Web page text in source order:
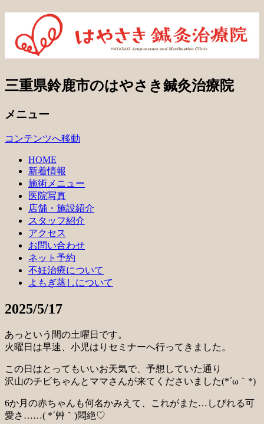
三重県鈴鹿市のはやさき鍼灸治療院
メニュー
コンテンツへ移動
HOME
新着情報
施術メニュー
医院写真
店舗・施設紹介
スタッフ紹介
アクセス
お問い合わせ
ネット予約
不妊治療について
よもぎ蒸しについて
2025/5/17
あっという間の土曜日です。
火曜日は早速、小児はりセミナーへ行ってきました。
この日はとってもいいお天気で、予想していた通り
沢山のチビちゃんとママさんが来てくださいました(*´ω｀*)
6か月の赤ちゃんも何名かみえて、これがまた…しびれる可
愛さ……( *´艸｀)悶絶♡